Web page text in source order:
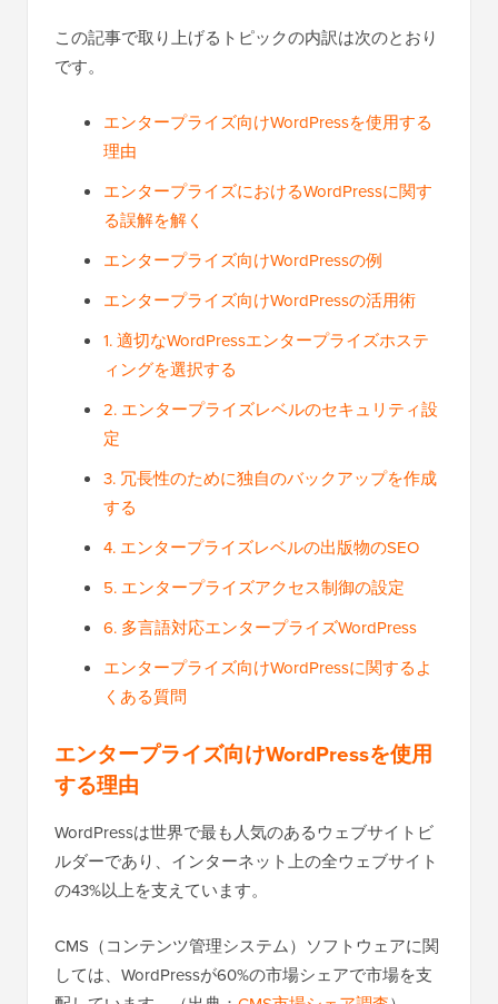
この記事で取り上げるトピックの内訳は次のとおり
です。
エンタープライズ向けWordPressを使用する
理由
エンタープライズにおけるWordPressに関す
る誤解を解く
エンタープライズ向けWordPressの例
エンタープライズ向けWordPressの活用術
1. 適切なWordPressエンタープライズホステ
ィングを選択する
2. エンタープライズレベルのセキュリティ設
定
3. 冗長性のために独自のバックアップを作成
する
4. エンタープライズレベルの出版物のSEO
5. エンタープライズアクセス制御の設定
6. 多言語対応エンタープライズWordPress
エンタープライズ向けWordPressに関するよ
くある質問
エンタープライズ向けWordPressを使用
する理由
WordPressは世界で最も人気のあるウェブサイトビ
ルダーであり、インターネット上の全ウェブサイト
の43%以上を支えています。
CMS（コンテンツ管理システム）ソフトウェアに関
しては、WordPressが60%の市場シェアで市場を支